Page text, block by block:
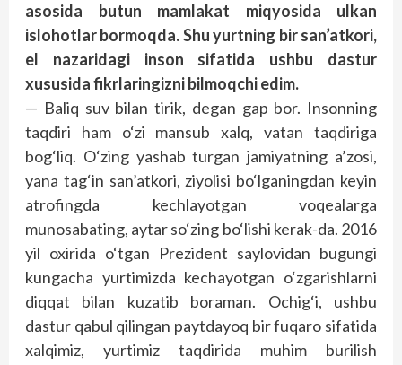
asosida butun mamlakat miqyosida ulkan
islohotlar bormoqda. Shu yurtning bir san’atkori,
el nazaridagi inson sifatida ushbu dastur
xususida fikrlaringizni bilmoqchi edim.
— Baliq suv bilan tirik, degan gap bor. Insonning
taqdiri ham o‘zi mansub xalq, vatan taqdiriga
bog‘liq. O‘zing yashab turgan jamiyatning a’zosi,
yana tag‘in san’atkori, ziyolisi bo‘lganingdan keyin
atrofingda kechlayotgan voqealarga
munosabating, aytar so‘zing bo‘lishi kerak-da. 2016
yil oxirida o‘tgan Prezident saylovidan bugungi
kungacha yurtimizda kechayotgan o‘zgarishlarni
diqqat bilan kuzatib boraman. Ochig‘i, ushbu
dastur qabul qilingan paytdayoq bir fuqaro sifatida
xalqimiz, yurtimiz taqdirida muhim burilish